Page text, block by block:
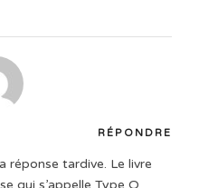
RÉPONDRE
réponse tardive. Le livre
qui s’appelle Type O